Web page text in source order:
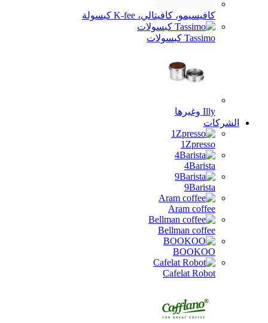
كافيسيمو، كافيتالي، K-fee كبسولة
Tassimo كبسولات
Illy وغيرها
الشركات
1Zpresso
4Barista
9Barista
Aram coffee
Bellman coffee
BOOKOO
Cafelat Robot